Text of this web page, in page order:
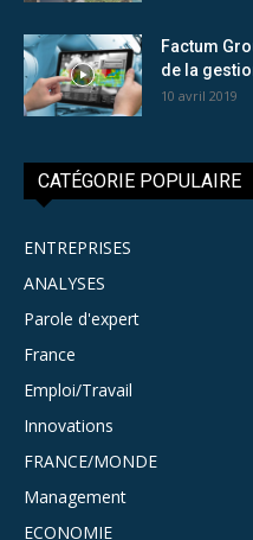
Factum
de la
10 avril 2019
CATÉGORIE POPULAIRE
ENTREPRISES
ANALYSES
Parole d'expert
France
Emploi/Travail
Innovations
FRANCE/MONDE
Management
ECONOMIE